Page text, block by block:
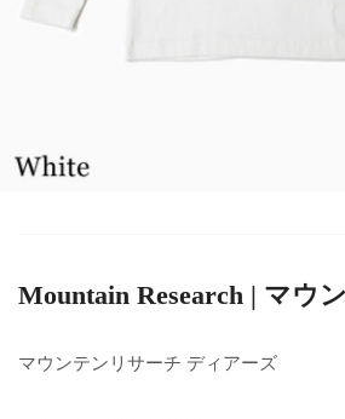
Mountain Research | マウ
マウンテンリサーチ ディアーズ